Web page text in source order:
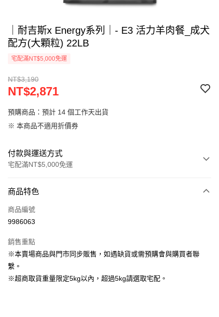
｜耐吉斯x Energy系列｜- E3 活力羊肉餐_成犬
配方(大顆粒) 22LB
宅配滿NT$5,000免運
NT$3,190
NT$2,871
預購商品：預計 14 個工作天出貨
※ 本商品不適用折價券
付款與運送方式
宅配滿NT$5,000免運
信用卡一次付款
LINE Pay
街口支付
Google Pay
商品特色
商品編號
9986063
銷售重點
※本賣場商品與門市同步販售，如遇缺貨或需預購會與購買者聯
繫。
※超商取貨重量限定5kg以內，超過5kg請選取宅配。